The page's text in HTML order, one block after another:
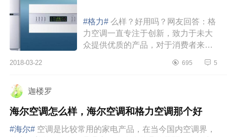
#格力# 么样？好用吗？网友回答：格
力空调一直专注于创新，致力于未大
众提供优质的产品，对于消费者来
牌，其主要有一下几个方面有点。...
2018-03-22 695 5
迦楼罗
海尔空调怎么样，海尔空调和格力空调那个好
#海尔# 空调是比较常用的家电产品，在当今国内空调界，